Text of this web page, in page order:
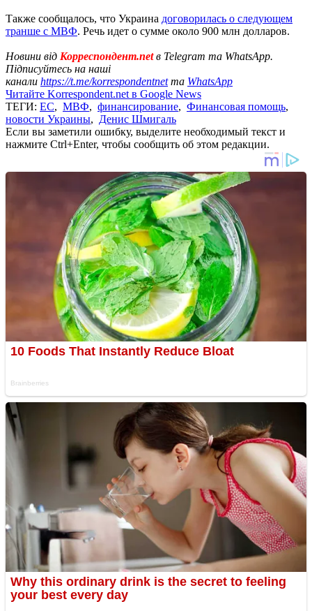
Также сообщалось, что Украина договорилась о следующем
транше с МВФ. Речь идет о сумме около 900 млн долларов.
Новини від Корреспондент.netв Telegram та WhatsApp.
Підписуйтесь на наші
канали https://t.me/korrespondentnetта WhatsApp
Читайте Korrespondent.net в Google News
ТЕГИ: ЕС, МВФ, финансирование, Финансовая помощь,
новости Украины, Денис Шмигаль
Если вы заметили ошибку, выделите необходимый текст и
нажмите Ctrl+Enter, чтобы сообщить об этом редакции.